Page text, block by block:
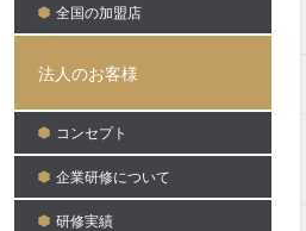
全国の加盟店
法人のお客様
コンセプト
企業研修について
研修実績